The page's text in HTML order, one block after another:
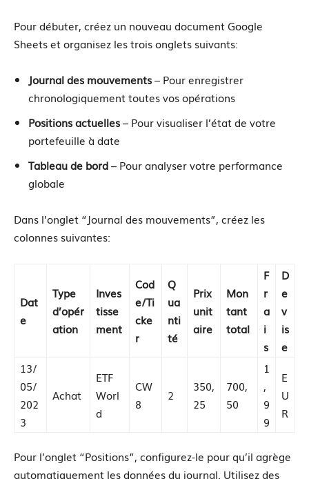
Pour débuter, créez un nouveau document Google
Sheets et organisez les trois onglets suivants:
Journal des mouvements– Pour enregistrer
chronologiquement toutes vos opérations
Positions actuelles– Pour visualiser l’état de votre
portefeuille à date
Tableau de bord– Pour analyser votre performance
globale
Dans l’onglet “Journal des mouvements”, créez les
colonnes suivantes:
Dat
e
Type
d’opér
ation
Inves
tisse
ment
Cod
e/Ti
cke
r
Q
ua
nti
té
Prix
unit
aire
Mon
tant
total
F
r
a
i
s
D
e
v
is
e
13/
05/
202
3
Achat
ETF
Worl
d
CW
8
2
350,
25
700,
50
1
,
9
9
E
U
R
Pour l’onglet “Positions”, configurez-le pour qu’il agrège
automatiquement les données du journal. Utilisez des